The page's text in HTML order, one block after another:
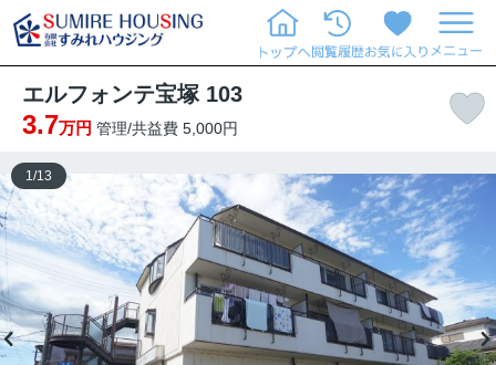
エルフォンテ宝塚 103
3.7万円 管理/共益費 5,000円
1 /13